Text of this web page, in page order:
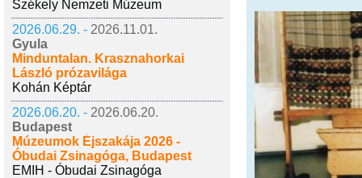
Székely Nemzeti Múzeum
2026.06.29. - 2026.11.01.
Gyula
Minduntalan. Krasznahorkai
László prózavilága
Kohán Képtár
2026.06.20. - 2026.06.20.
Budapest
Múzeumok Éjszakája 2026 -
Óbudai Zsinagóga, Budapest
EMIH - Óbudai Zsinagóga